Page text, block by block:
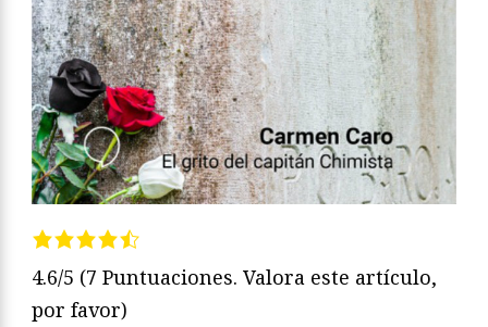
4.6/5 (7 Puntuaciones. Valora este artículo,
por favor)